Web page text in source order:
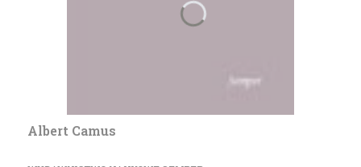
Albert Camus
PRODUCENT